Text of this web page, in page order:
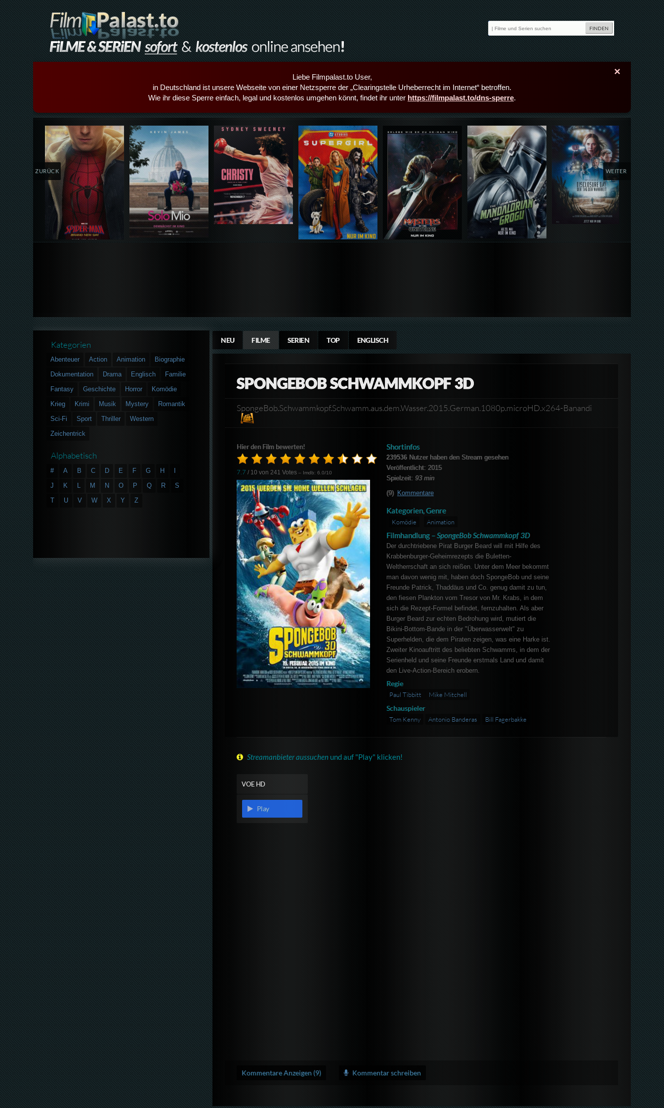
×
Liebe Filmpalast.to User,
in Deutschland ist unsere Webseite von einer Netzsperre der „Clearingstelle Urheberrecht im Internet“ betroffen.
Wie ihr diese Sperre einfach, legal und kostenlos umgehen könnt, findet ihr unter https://filmpalast.to/dns-sperre.
Details,Play Details,Play Details,Play Details,Play Details,Play Details,Play Details,Play
ZURÜCK WEITER
NEU FILME SERIEN TOP ENGLISCH
SPONGEBOB SCHWAMMKOPF 3D
SpongeBob.Schwammkopf.Schwamm.aus.dem.Wasser.2015.German.1080p.microHD.x264-Banandi
Hier den Film bewerten!
7.7 / 10 von241 Votes – Imdb: 6.0/10
Shortinfos
239536Nutzer haben den Stream gesehen
Veröffentlicht: 2015
Spielzeit: 93 min
(9) Kommentare
Kategorien, Genre
Komödie Animation
Filmhandlung –SpongeBob Schwammkopf 3D
Der durchtriebene Pirat Burger Beard will mit Hilfe des
Krabbenburger-Geheimrezepts die Buletten-
Weltherrschaft an sich reißen. Unter dem Meer bekommt
man davon wenig mit, haben doch SpongeBob und seine
Freunde Patrick, Thaddäus und Co. genug damit zu tun,
den fiesen Plankton vom Tresor von Mr. Krabs, in dem
sich die Rezept-Formel befindet, fernzuhalten. Als aber
Burger Beard zur echten Bedrohung wird, mutiert die
Bikini-Bottom-Bande in der "Überwasserwelt" zu
Superhelden, die dem Piraten zeigen, was eine Harke ist.
Zweiter Kinoauftritt des beliebten Schwamms, in dem der
Serienheld und seine Freunde erstmals Land und damit
den Live-Action-Bereich erobern.
Regie
Paul Tibbitt Mike Mitchell
Schauspieler
Tom Kenny Antonio Banderas Bill Fagerbakke
Streamanbieter aussuchen und auf "Play" klicken!
VOE HD
Play
Kommentare Anzeigen (9) Kommentar schreiben
Kategorien
Abenteuer Action Animation
Biographie
Dokumentation
Drama Englisch
Familie
Fantasy
Geschichte Horror
Komödie
Krieg
Krimi Musik Mystery
Romantik
Sci-Fi
Sport Thriller
Western
Zeichentrick
Alphabetisch
# A B C D E F G H
J
K L M N O P Q R
S
T
U V W X Y Z